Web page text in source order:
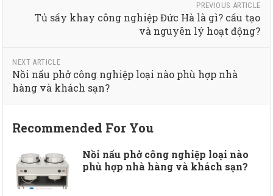
PREVIOUS ARTICLE
Tủ sấy khay công nghiệp Đức Hà là gì? cấu tạo
và nguyên lý hoạt động?
NEXT ARTICLE
Nồi nấu phở công nghiệp loại nào phù hợp nhà
hàng và khách sạn?
Recommended For You
Nồi nấu phở công nghiệp loại nào
phù hợp nhà hàng và khách sạn?